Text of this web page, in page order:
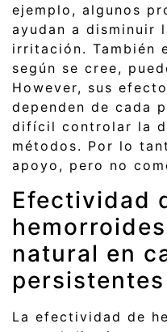
ejemplo, algunos
ayudan a disminuir
irritación. También
según se cree,
However, sus
dependen de cada
difícil controlar la
métodos. Por lo
apoyo, pero no
Efectividad
natural en
persistentes
La efectividad de